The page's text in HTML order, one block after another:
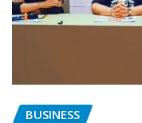
BUSINESS